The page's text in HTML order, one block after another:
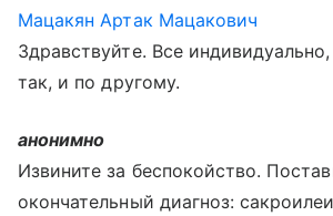
Мацакян Артак Мацакович
Здравствуйте. Все
так, и по другому.
анонимно
Извините за беспокойство.
окончательный диагноз: